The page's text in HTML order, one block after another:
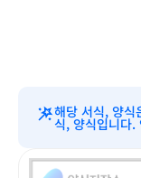
해당 서식, 양식
식, 양식입니다.